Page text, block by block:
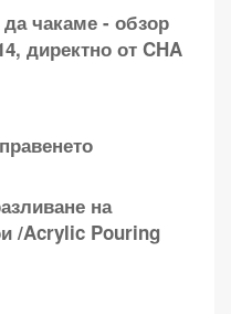
чакаме - обзор
директно от CHA
на
/Acrylic Pouring